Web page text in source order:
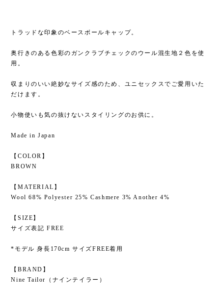
トラッドな印象のベースボールキャップ。
奥行きのある色彩のガンクラブチェックのウール混生地２色を使
用。
収まりのいい絶妙なサイズ感のため、ユニセックスでご愛用いた
だけます。
小物使いも気の抜けないスタイリングのお供に。
Made in Japan
【COLOR】
BROWN
【MATERIAL】
Wool 68% Polyester 25% Cashmere 3% Another 4%
【SIZE】
サイズ表記 FREE
*モデル 身長170cm サイズFREE着用
【BRAND】
Nine Tailor（ナインテイラー）